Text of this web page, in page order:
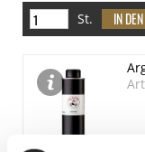
St.